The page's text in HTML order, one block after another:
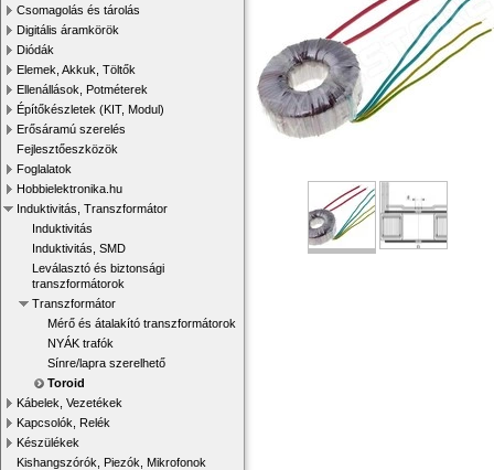
Csomagolás és tárolás
Digitális áramkörök
Diódák
Elemek, Akkuk, Töltők
Ellenállások, Potméterek
Építőkészletek (KIT, Modul)
Erősáramú szerelés
Fejlesztőeszközök
Foglalatok
Hobbielektronika.hu
Induktivitás, Transzformátor
Induktivitás
Induktivitás, SMD
Leválasztó és biztonsági
transzformátorok
Transzformátor
Mérő és átalakító transzformátorok
NYÁK trafók
Sínre/lapra szerelhető
Toroid
Kábelek, Vezetékek
Kapcsolók, Relék
Készülékek
Kishangszórók, Piezók, Mikrofonok